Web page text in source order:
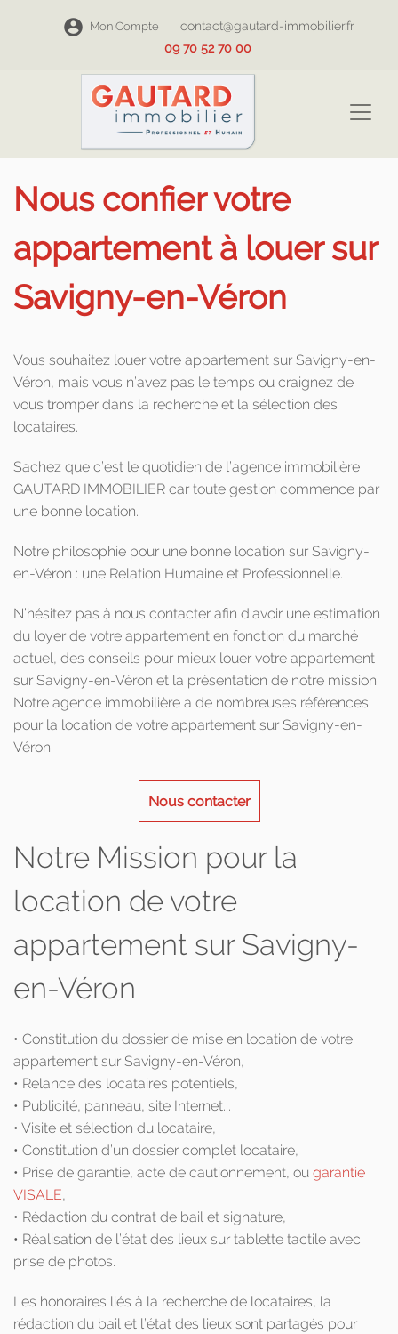
Mon Compte
contact@gautard-immobilier.fr
09 70 52 70 00
Nous confier votre
appartement à louer sur
Savigny-en-Véron
Vous souhaitez louer votre appartement sur Savigny-en-
Véron, mais vous n’avez pas le temps ou craignez de
vous tromper dans la recherche et la sélection des
locataires.
Sachez que c’est le quotidien de l’agence immobilière
GAUTARD IMMOBILIER car toute gestion commence par
une bonne location.
Notre philosophie pour une bonne location sur Savigny-
en-Véron : une Relation Humaine et Professionnelle.
N’hésitez pas à nous contacter afin d’avoir une estimation
du loyer de votre appartement en fonction du marché
actuel, des conseils pour mieux louer votre appartement
sur Savigny-en-Véron et la présentation de notre mission.
Notre agence immobilière a de nombreuses références
pour la location de votre appartement sur Savigny-en-
Véron.
Nous contacter
Notre Mission pour la
location de votre
appartement sur Savigny-
en-Véron
• Constitution du dossier de mise en location de votre
appartement sur Savigny-en-Véron,
• Relance des locataires potentiels,
• Publicité, panneau, site Internet...
• Visite et sélection du locataire,
• Constitution d’un dossier complet locataire,
• Prise de garantie, acte de cautionnement, ou garantie
VISALE,
• Rédaction du contrat de bail et signature,
• Réalisation de l’état des lieux sur tablette tactile avec
prise de photos.
Les honoraires liés à la recherche de locataires, la
rédaction du bail et l’état des lieux sont partagés pour